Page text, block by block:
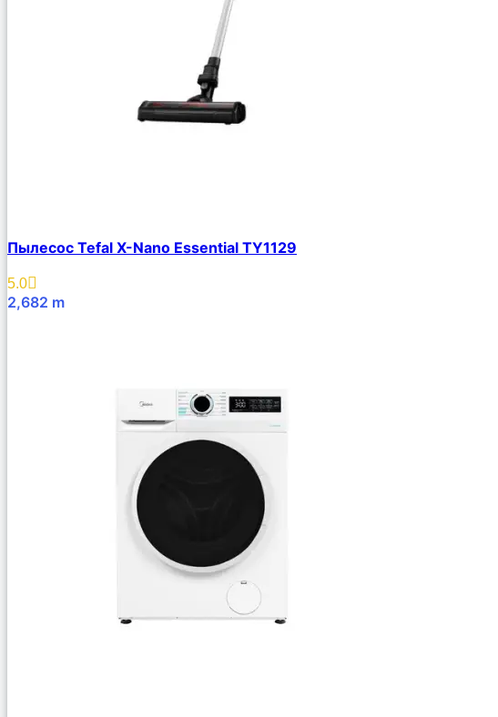
Пылесос Tefal X-Nano Essential TY1129
5.0
2,682 m